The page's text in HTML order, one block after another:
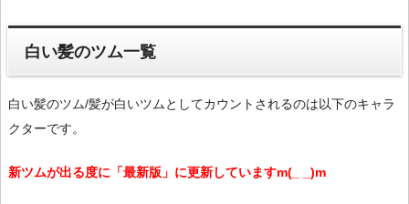
白い髪のツム一覧
白い髪のツム/髪が白いツムとしてカウントされるのは以下のキャラ
クターです。
新ツムが出る度に「最新版」に更新していますm(_ _)m